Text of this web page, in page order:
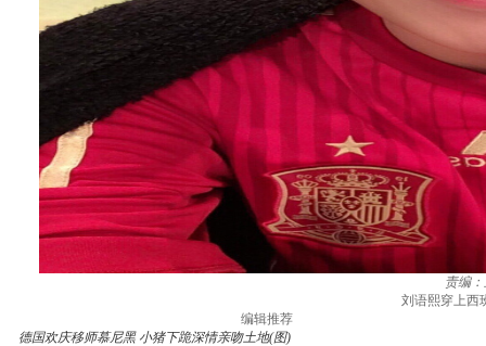
责编
刘语熙穿上
编辑推荐
德国欢庆移师慕尼黑 小猪下跪深情亲吻土地(图)